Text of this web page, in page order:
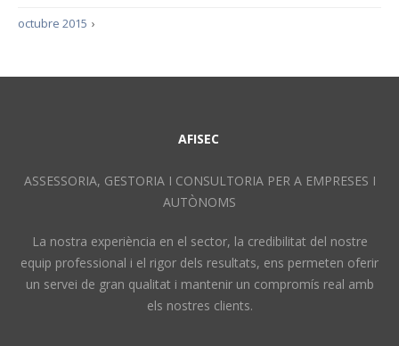
›
octubre 2015
AFISEC
ASSESSORIA, GESTORIA I CONSULTORIA PER A EMPRESES I
AUTÒNOMS
La nostra experiència en el sector, la credibilitat del nostre
equip professional i el rigor dels resultats, ens permeten oferir
un servei de gran qualitat i mantenir un compromís real amb
els nostres clients.